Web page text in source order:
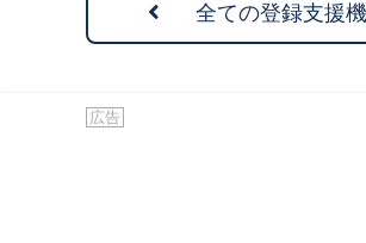
全ての登録支援
広告